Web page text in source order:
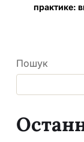
практике:
Пошук